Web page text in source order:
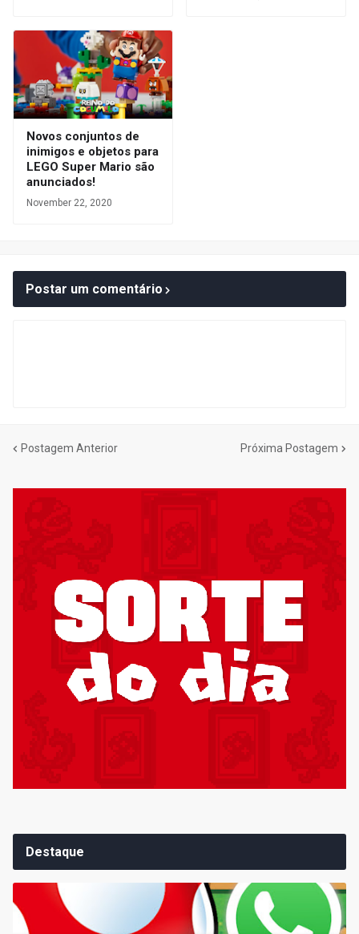
Novos conjuntos de
inimigos e objetos para
LEGO Super Mario são
anunciados!
November 22, 2020
Postar um comentário
Postagem Anterior Próxima Postagem
Destaque